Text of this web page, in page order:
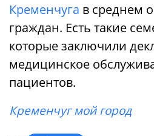
Кременчуга в среднем
граждан. Есть такие
которые заключили
медицинское
пациентов.
Кременчуг мой город